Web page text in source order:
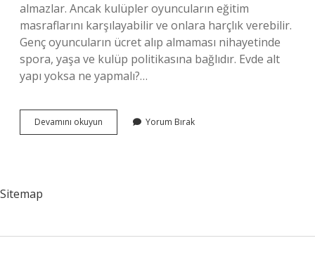
almazlar. Ancak kulüpler oyuncuların eğitim
masraflarını karşılayabilir ve onlara harçlık verebilir.
Genç oyuncuların ücret alıp almaması nihayetinde
spora, yaşa ve kulüp politikasına bağlıdır. Evde alt
yapı yoksa ne yapmalı?…
Devamını okuyun
Nasıl
Yorum Bırak
Sitemap